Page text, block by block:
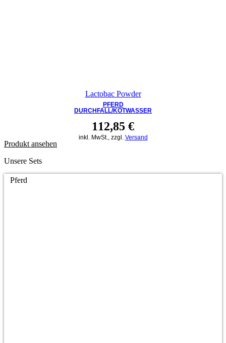
Lactobac Powder
PFERD
DURCHFALL/KOTWASSER
112,85 €
inkl. MwSt., zzgl. Versand
Produkt ansehen
Unsere Sets
Pferd